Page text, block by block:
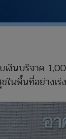
งินบริจาค
ในพื้นที่อย่างเ